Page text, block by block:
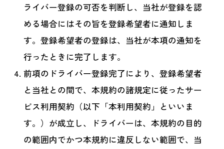
ライバー登録の可否を判断し、当社が登録を認
める場合にはその旨を登録希望者に通知しま
す。登録希望者の登録は、当社が本項の通知を
行ったときに完了します。
前項のドライバー登録完了により、登録希望者
と当社との間で、本規約の諸規定に従ったサー
ビス利用契約（以下「本利用契約」といいま
す。）が成立し、ドライバーは、本規約の目的
の範囲内でかつ本規約に違反しない範囲で、当